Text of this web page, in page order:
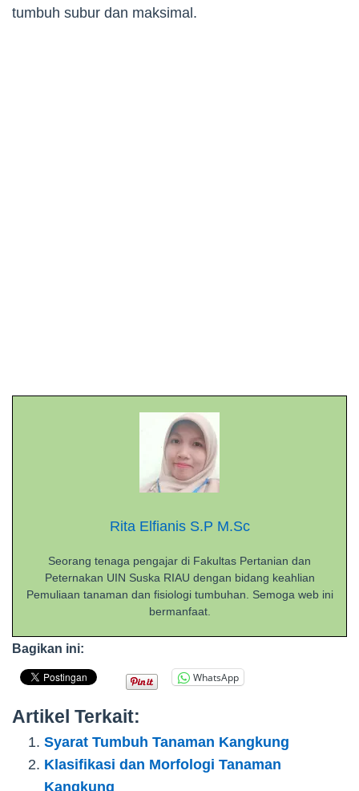
tumbuh subur dan maksimal.
Rita Elfianis S.P M.Sc
Seorang tenaga pengajar di Fakultas Pertanian dan
Peternakan UIN Suska RIAU dengan bidang keahlian
Pemuliaan tanaman dan fisiologi tumbuhan. Semoga web ini
bermanfaat.
Bagikan ini:
WhatsApp
Artikel Terkait:
Syarat Tumbuh Tanaman Kangkung
Klasifikasi dan Morfologi Tanaman
Kangkung